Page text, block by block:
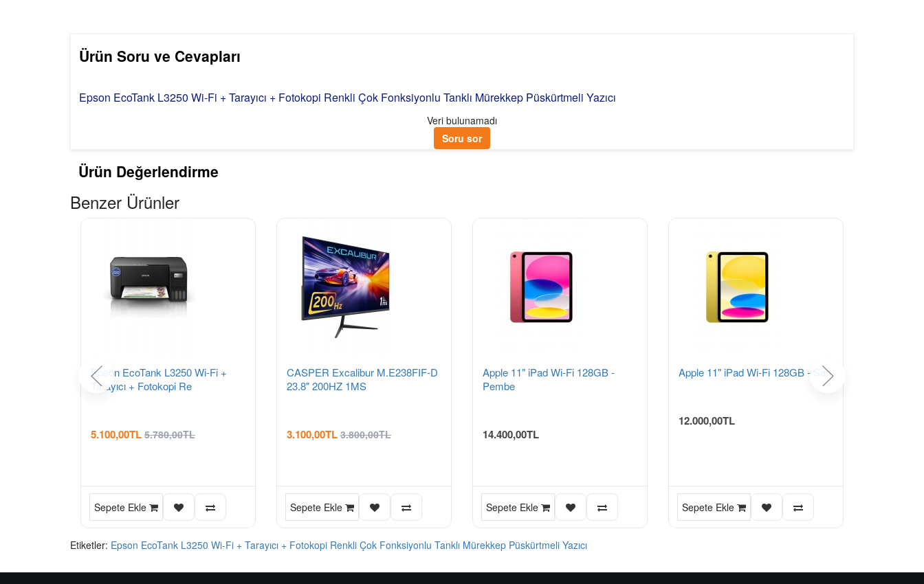
Ürün Soru ve Cevapları
Epson EcoTank L3250 Wi-Fi + Tarayıcı + Fotokopi Renkli Çok Fonksiyonlu Tanklı Mürekkep Püskürtmeli Yazıcı
Veri bulunamadı
Soru sor
Ürün Değerlendirme
Benzer Ürünler
Epson EcoTank L3250 Wi-Fi +
Tarayıcı + Fotokopi Re
5.100,00TL 5.780,00TL
Sepete Ekle
CASPER Excalibur M.E238FIF-D
23.8" 200HZ 1MS
3.100,00TL 3.800,00TL
Sepete Ekle
Apple 11" iPad Wi-Fi 128GB -
Pembe
14.400,00TL
Sepete Ekle
Apple 11" iPad Wi-Fi 128GB - Sarı
12.000,00TL
Sepete Ekle
Etiketler: Epson EcoTank L3250 Wi-Fi + Tarayıcı + Fotokopi Renkli Çok Fonksiyonlu Tanklı Mürekkep Püskürtmeli Yazıcı